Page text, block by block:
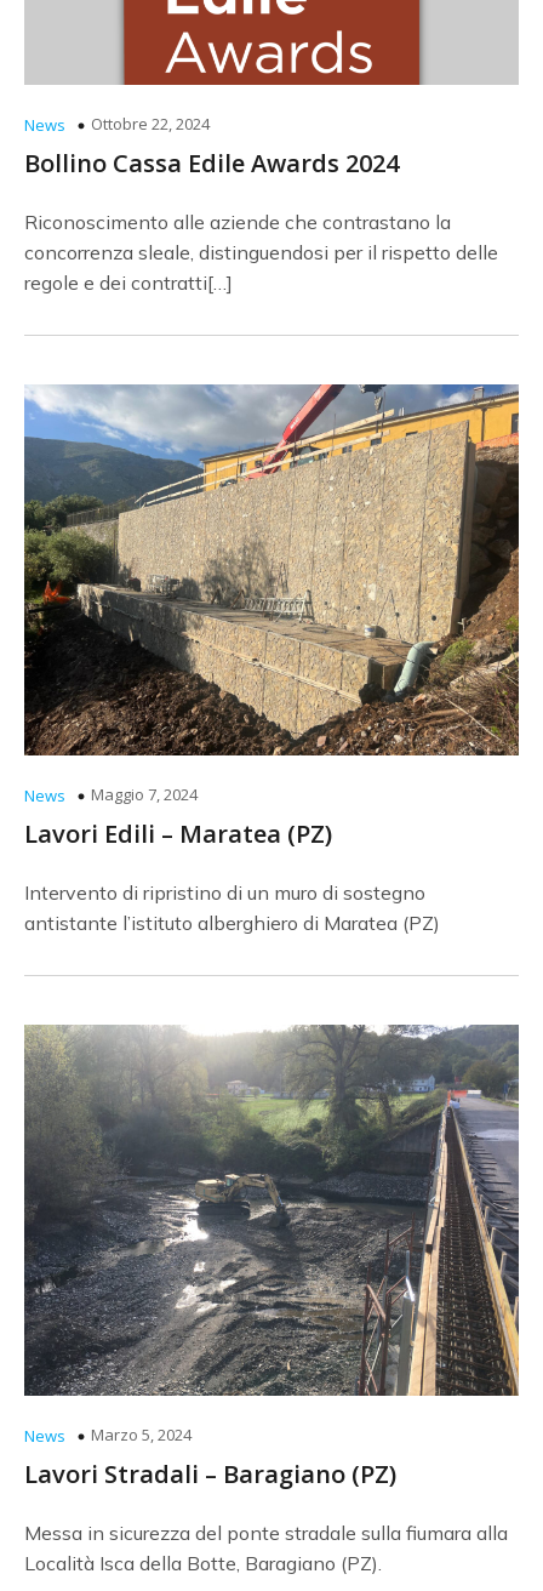
News Ottobre 22, 2024
Bollino Cassa Edile Awards 2024
Riconoscimento alle aziende che contrastano la
concorrenza sleale, distinguendosi per il rispetto delle
regole e dei contratti[…]
News Maggio 7, 2024
Lavori Edili – Maratea (PZ)
Intervento di ripristino di un muro di sostegno
antistante l’istituto alberghiero di Maratea (PZ)
News Marzo 5, 2024
Lavori Stradali – Baragiano (PZ)
Messa in sicurezza del ponte stradale sulla fiumara alla
Località Isca della Botte, Baragiano (PZ).